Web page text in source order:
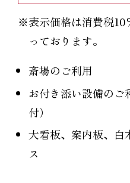
※表示価格は消費税
っております。
斎場のご利用
お付き添い設備のご
付）
大看板、案内板、白
ス